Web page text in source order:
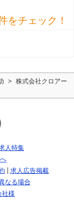
をチェック！
株式会社クロアー
人特集
求人広告掲載
なる場合
社様